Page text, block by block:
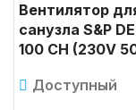
Вентилятор
санузла S&P
100 CH (230V
Доступный